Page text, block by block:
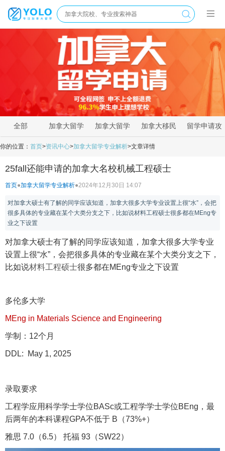
全部 加拿大留学
新闻
加拿大留学
资讯
加拿大移民
政策
留学申请攻
你的位置： 首页>资讯中心>加拿大留学专业解析>文章详情
25fall还能申请的加拿大名校机械工程硕士
首页●加拿大留学专业解析●2024年12月30日 14:07
对加拿大硕士有了解的同学应该知道，加拿大很多大学专业设置上很“水”，会把
很多具体的专业藏在某个大类分支之下，比如说材料工程硕士很多都在MEng专
业之下设置
对加拿大硕士有了解的同学应该知道，加拿大很多大学专业
设置上很“水”，会把很多具体的专业藏在某个大类分支之下，
比如说材料工程硕士很多都在MEng专业之下设置
多伦多大学
MEng in Materials Science and Engineering
学制：12个月
DDL: May 1, 2025
录取要求
工程学应用科学学士学位BASc或工程学学士学位BEng，最
后两年的本科课程GPA不低于 B（73%+）
雅思 7.0（6.5） 托福 93（SW22）